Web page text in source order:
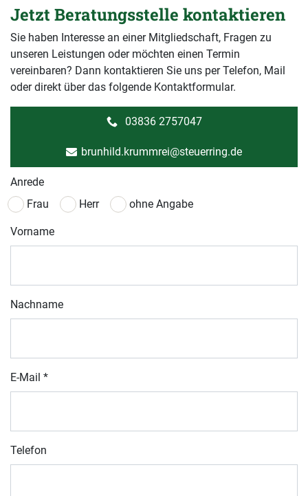
Jetzt Beratungsstelle kontaktieren
Sie haben Interesse an einer Mitgliedschaft, Fragen zu
unseren Leistungen oder möchten einen Termin
vereinbaren? Dann kontaktieren Sie uns per Telefon, Mail
oder direkt über das folgende Kontaktformular.
03836 2757047
brunhild.krummrei@steuerring.de
Anrede
Frau
Herr ohne Angabe
Vorname
Nachname
E-Mail *
Telefon